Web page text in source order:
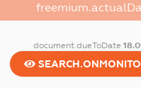
document.dueToDate